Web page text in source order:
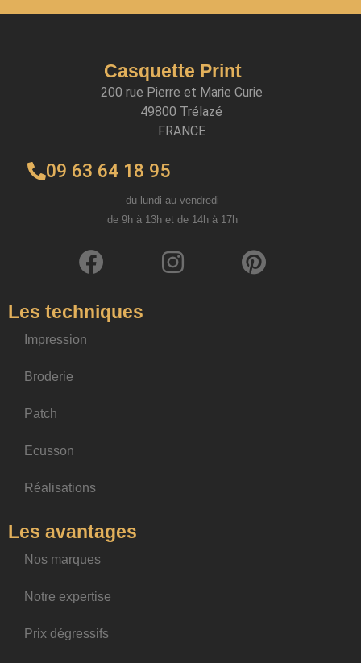
Casquette Print
200 rue Pierre et Marie Curie
49800 Trélazé
FRANCE
09 63 64 18 95
du lundi au vendredi
de 9h à 13h et de 14h à 17h
Les techniques
Impression
Broderie
Patch
Ecusson
Réalisations
Les avantages
Nos marques
Notre expertise
Prix dégressifs